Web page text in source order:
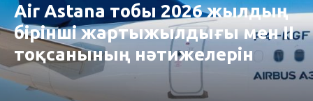
Air Astana тобы 2026 жылдың
бірінші жартыжылдығы мен II
тоқсанының нәтижелерін
жариялады